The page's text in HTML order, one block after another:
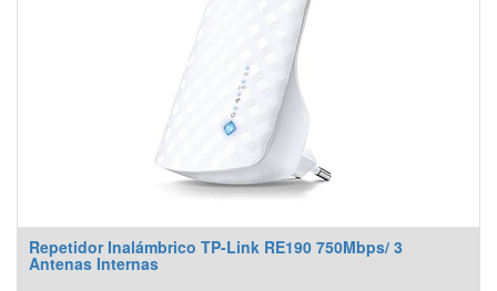
Repetidor Inalámbrico TP-Link RE190 750Mbps/ 3
Antenas Internas